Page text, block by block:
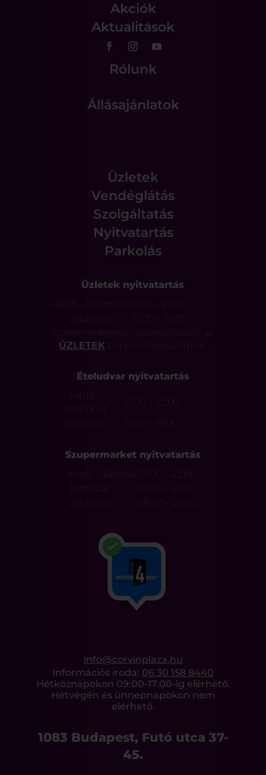
Akciók
Aktualitások
Rólunk
Állásajánlatok
Üzletek
Vendéglátás
Szolgáltatás
Nyitvatartás
Parkolás
Üzletek nyitvatartás
Hétfő – Szombat
10:00 – 20:00
Vasárnap
Üzleteink egyedi nyitvatartásáról az
ÜZLETEK oldalon tájékozódhat.
Ételudvar nyitvatartás
Hétfő –
Szombat
10:00 – 22:00
Vasárnap
Szupermarket nyitvatartás
Hétfő – Péntek
07:00 – 22:00
Szombat
07:00 – 20:00
Vasárnap
08:00 – 20:00
info@corvinplaza.hu
Információs iroda: 06 30 158 8440
Hétköznapokon 09:00-17.00-ig elérhető.
Hétvégén és ünnepnapokon nem
elérhető.
1083 Budapest, Futó utca 37-
45.